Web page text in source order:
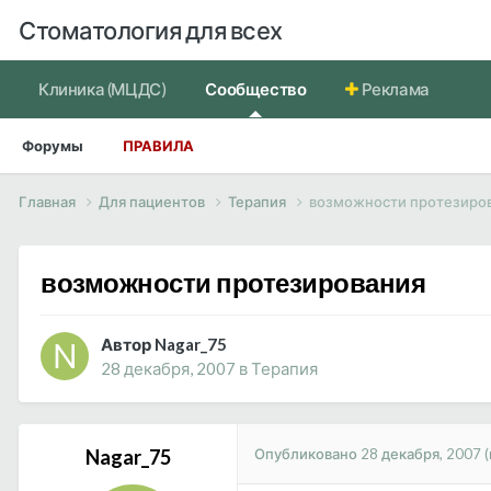
Стоматология для всех
Клиника (МЦДС) Сообщество
Форумы ПРАВИЛА
Реклама
Главная Для пациентов Терапия возможности
возможности протезирования
Автор Nagar_75
28 декабря, 2007 вТерапия
Nagar_75 Опубликовано 28 декабря, 2007